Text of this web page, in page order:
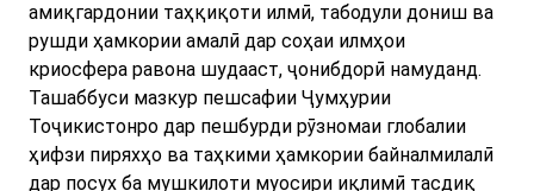
амиқгардонии таҳқиқоти илмӣ, табодули дониш ва
рушди ҳамкории амалӣ дар соҳаи илмҳои
криосфера равона шудааст, ҷонибдорӣ намуданд.
Ташаббуси мазкур пешсафии Ҷумҳурии
Тоҷикистонро дар пешбурди рӯзномаи глобалии
ҳифзи пиряхҳо ва таҳкими ҳамкории байналмилалӣ
дар посух ба мушкилоти муосири иқлимӣ тасдиқ